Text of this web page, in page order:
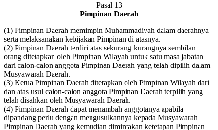
Pasal 13
Pimpinan Daerah
(1) Pimpinan Daerah memimpin Muhammadiyah dalam daerahnya
serta melaksanakan kebijakan Pimpinan di atasnya.
(2) Pimpinan Daerah terdiri atas sekurang-kurangnya sembilan
orang ditetapkan oleh Pimpinan Wilayah untuk satu masa jabatan
dari calon-calon anggota Pimpinan Daerah yang telah dipilih dalam
Musyawarah Daerah.
(3) Ketua Pimpinan Daerah ditetapkan oleh Pimpinan Wilayah dari
dan atas usul calon-calon anggota Pimpinan Daerah terpilih yang
telah disahkan oleh Musyawarah Daerah.
(4) Pimpinan Daerah dapat menambah anggotanya apabila
dipandang perlu dengan mengusulkannya kepada Musyawarah
Pimpinan Daerah yang kemudian dimintakan ketetapan Pimpinan